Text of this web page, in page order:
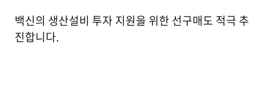
백신의 생산설비 투자 지원을 위한 선구매도 적극 추
진합니다.